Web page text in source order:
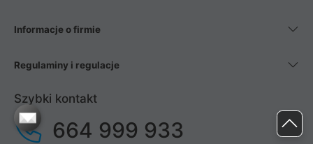
Informacje o firmie
Regulaminy i regulacje
Szybki kontakt
664 999 933